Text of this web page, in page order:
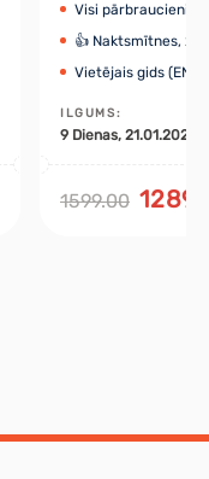
Visi pārbraucieni,
👍 Naktsmītnes, 2x
Vietējais gids (EN)
ILGUMS:
9 Dienas, 21.01.2027
1599.00